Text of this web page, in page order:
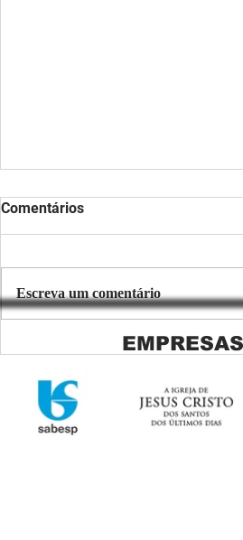
Copiar de Persiana Rolo Tela
Sacada Perfeita no Link
Sapopemba!
Comentários
Escreva um comentário